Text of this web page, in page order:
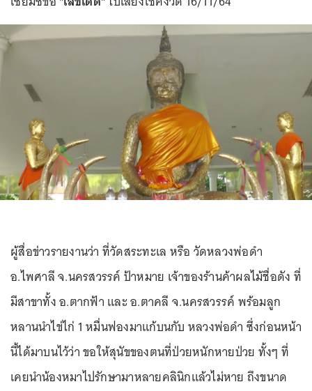
ผู้สื่อข่าวรายงานว่า ที่วัดสระทะเล หรือ วัดหลวงพ่อดำ
อ.ไพศาลี จ.นครสวรรค์ ป้าหมาย เจ้าของร้านค้าผลไม้ชื่อดัง ที่
มีสาขาทั้ง อ.ตากฟ้า และ อ.ตาคลี จ.นครสวรรค์ พร้อมลูก
หลานนำไข่ไก่ 1 หมื่นฟองมาแก้บนกับ หลวงพ่อดำ ซึ่งก่อนหน้า
นี้ได้มาบนไว้ว่า ขอให้สุนัขของตนที่ป่วยหนักหายป่วย ทั้งๆ ที่
เคยนำน้องหมาไปรักษามาหลายคลินิกแล้วไม่หาย ถึงขนาด